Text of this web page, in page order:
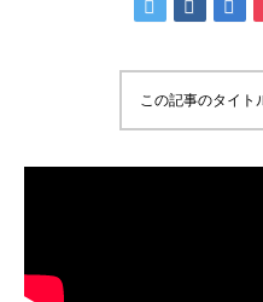
この記事のタイト